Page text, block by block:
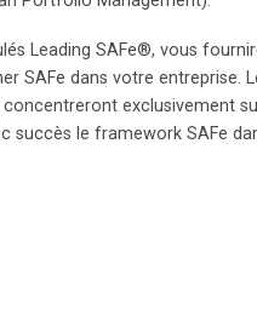
Leading SAFe®, vous
SAFe dans votre entreprise.
exclusivement
succès le framework SAFe